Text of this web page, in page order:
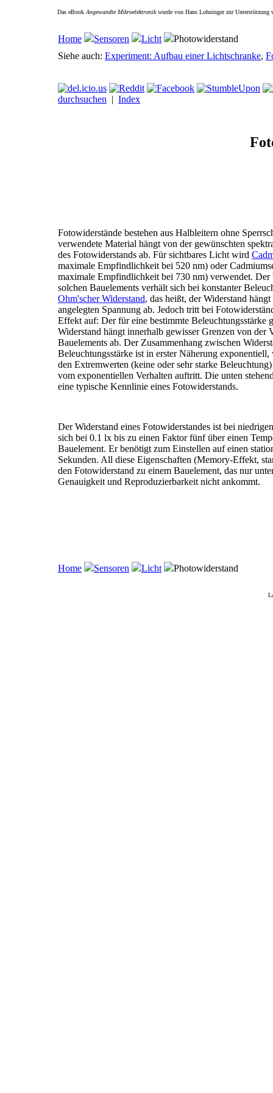
Das eBook Angewandte Mikroelektronikwurde von Hans Lohninger zur Unterstützung
Home Sensoren Licht
Photowiderstand
Siehe auch: Experiment: Aufbau einer Lichtschranke,
durchsuchen | Index
Fotowiderstände bestehen aus Halbleitern ohne
verwendete Material hängt von der gewünschten
des Fotowiderstands ab. Für sichtbares Licht wird
maximale Empfindlichkeit bei 520 nm) oder
maximale Empfindlichkeit bei 730 nm) verwendet. Der
solchen Bauelements verhält sich bei konstanter
Ohm'scher Widerstand, das heißt, der Widerstand
angelegten Spannung ab. Jedoch tritt bei
Effekt auf: Der für eine bestimmte Beleuchtungsstärke
Widerstand hängt innerhalb gewisser Grenzen von der
Bauelements ab. Der Zusammenhang zwischen
Beleuchtungsstärke ist in erster Näherung
den Extremwerten (keine oder sehr starke
vom exponentiellen Verhalten auftritt. Die unten
eine typische Kennlinie eines Fotowiderstands.
Der Widerstand eines Fotowiderstandes ist bei
sich bei 0.1 lx bis zu einen Faktor fünf über einen
Bauelement. Er benötigt zum Einstellen auf einen
Sekunden. All diese Eigenschaften (Memory-Effekt,
den Fotowiderstand zu einem Bauelement, das nur
Genauigkeit und Reproduzierbarkeit nicht ankommt.
Home Sensoren Licht Photowiderstand